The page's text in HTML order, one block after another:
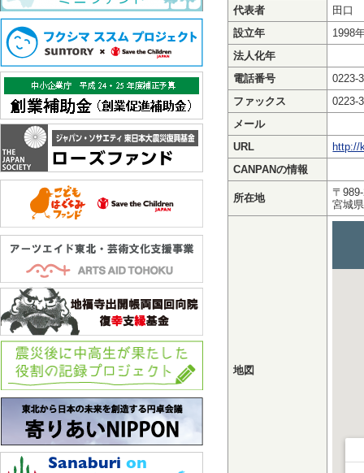
代表者
田口
設立年
1998
法人化年
電話番号
0223-
ファックス
0223-
メール
URL
http://
CANPANの情報
所在地
〒
宮城
地図